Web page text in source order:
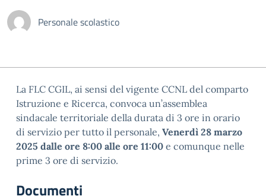
Personale scolastico
La FLC CGIL, ai sensi del vigente CCNL del comparto
Istruzione e Ricerca, convoca un’assemblea
sindacale territoriale della durata di 3 ore in orario
di servizio per tutto il personale, Venerdì 28 marzo
2025 dalle ore 8:00 alle ore 11:00 e comunque nelle
prime 3 ore di servizio.
Documenti